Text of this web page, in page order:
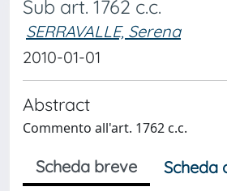
Sub art. 1762 c.c.
SERRAVALLE, Serena
2010-01-01
Abstract
Commento all'art. 1762 c.c.
Scheda breve
Scheda